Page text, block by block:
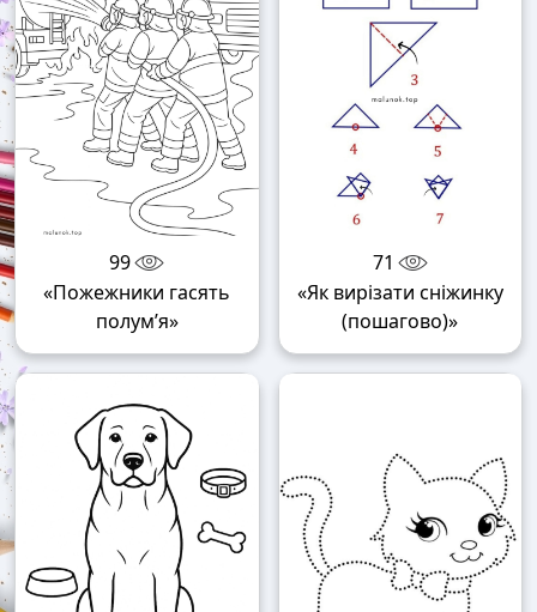
99
«Пожежники гасять
полум’я»
71
«Як вирізати сніжинку
(пошагово)»